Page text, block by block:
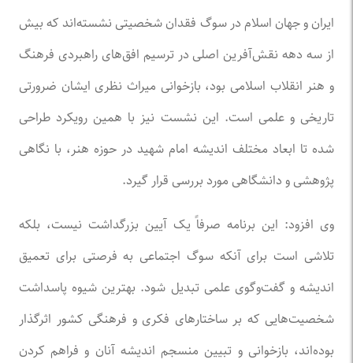
ایران و جهان اسلام در سوگ فقدان شخصیتی نشسته‌اند که بیش
از سه دهه نقش‌آفرین اصلی در ترسیم افق‌های راهبردی فرهنگ
و هنر انقلاب اسلامی بود، بازخوانی میراث نظری ایشان ضرورتی
تاریخی و علمی است. این نشست نیز با همین رویکرد طراحی
شده تا ابعاد مختلف اندیشه امام شهید در حوزه هنر، با نگاهی
پژوهشی و دانشگاهی مورد بررسی قرار گیرد.
وی افزود: این برنامه صرفاً یک آیین بزرگداشت نیست، بلکه
تلاشی است برای آنکه سوگ اجتماعی به فرصتی برای تعمیق
اندیشه و گفت‌وگوی علمی تبدیل شود. بهترین شیوه پاسداشت
شخصیت‌هایی که بر ساختار‌های فکری و فرهنگی کشور اثرگذار
بوده‌اند، بازخوانی و تبیین منسجم اندیشه آنان و فراهم کردن